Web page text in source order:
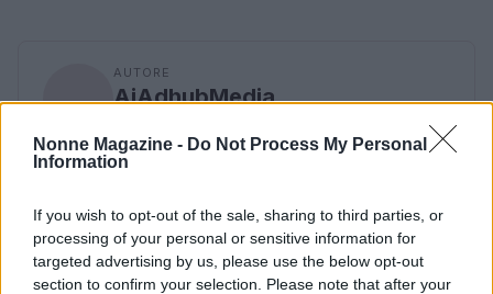
Nonne Magazine - Do Not Process My Personal
Information
If you wish to opt-out of the sale, sharing to third parties, or
processing of your personal or sensitive information for
targeted advertising by us, please use the below opt-out
section to confirm your selection. Please note that after your
AUTORE
AiAdhubMedia